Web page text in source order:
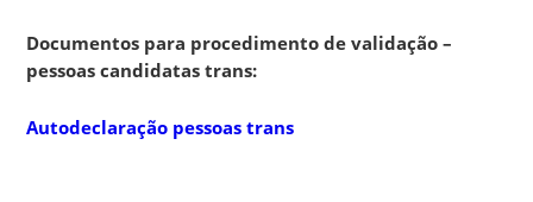
Documentos para procedimento de validação –
pessoas candidatas trans:
Autodeclaração pessoas trans